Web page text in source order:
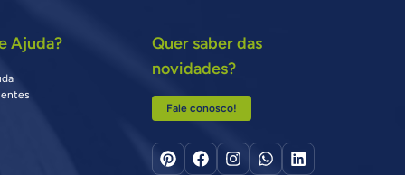
Ajuda?
Quer saber das
novidades?
Fale conosco!